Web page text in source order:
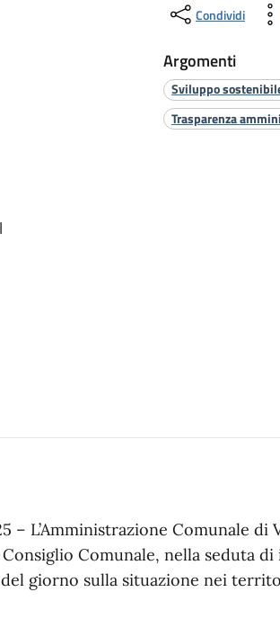
Condividi
Argomenti
Sviluppo
Trasparenza
– L’Amministrazione Comunale di
Comunale, nella seduta di
giorno sulla situazione nei